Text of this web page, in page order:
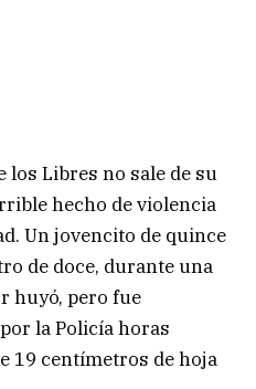
los Libres no sale de su
hecho de violencia
Un jovencito de quince
de doce, durante una
huyó, pero fue
la Policía horas
19 centímetros de hoja